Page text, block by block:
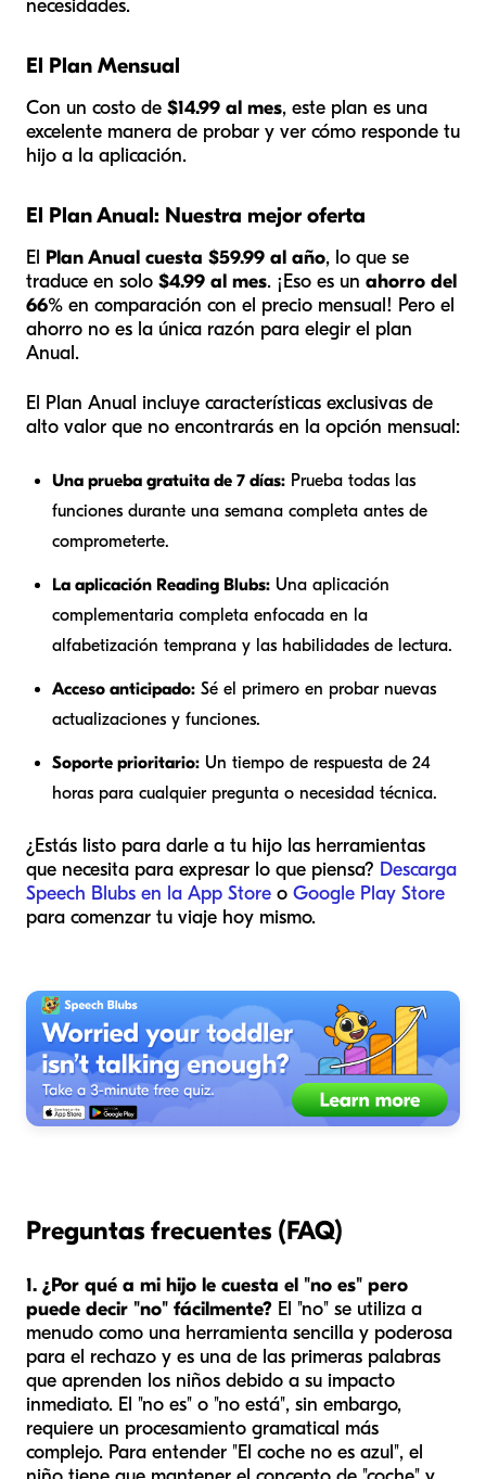
necesidades.
El Plan Mensual
Con un costo de $14.99 al mes, este plan es una
excelente manera de probar y ver cómo responde tu
hijo a la aplicación.
El Plan Anual: Nuestra mejor oferta
El Plan Anual cuesta $59.99 al año, lo que se
traduce en solo $4.99 al mes. ¡Eso es un ahorro del
66% en comparación con el precio mensual! Pero el
ahorro no es la única razón para elegir el plan
Anual.
El Plan Anual incluye características exclusivas de
alto valor que no encontrarás en la opción mensual:
Una prueba gratuita de 7 días: Prueba todas las
funciones durante una semana completa antes de
comprometerte.
La aplicación Reading Blubs: Una aplicación
complementaria completa enfocada en la
alfabetización temprana y las habilidades de lectura.
Acceso anticipado: Sé el primero en probar nuevas
actualizaciones y funciones.
Soporte prioritario: Un tiempo de respuesta de 24
horas para cualquier pregunta o necesidad técnica.
¿Estás listo para darle a tu hijo las herramientas
que necesita para expresar lo que piensa? Descarga
Speech Blubs en la App Store o Google Play Store
para comenzar tu viaje hoy mismo.
Preguntas frecuentes (FAQ)
1. ¿Por qué a mi hijo le cuesta el "no es" pero
puede decir "no" fácilmente? El "no" se utiliza a
menudo como una herramienta sencilla y poderosa
para el rechazo y es una de las primeras palabras
que aprenden los niños debido a su impacto
inmediato. El "no es" o "no está", sin embargo,
requiere un procesamiento gramatical más
complejo. Para entender "El coche no es azul", el